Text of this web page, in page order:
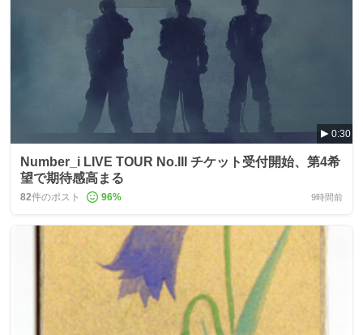
0:30
Number_i LIVE TOUR No.III チケット受付開始、第4希
望で期待感高まる
82件のポスト 96% 9時間前